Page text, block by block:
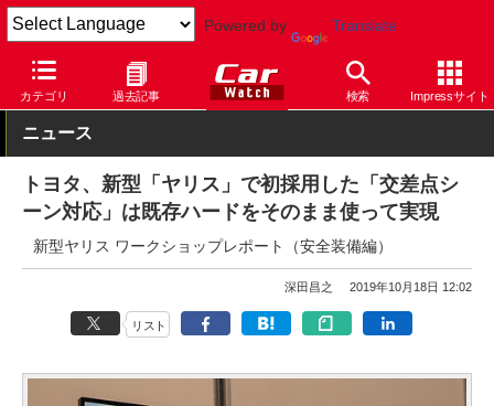
Powered by Translate
カテゴリ 過去記事 検索 Impressサイト
Car Watch 自動車 トヨタ ヤリス
ニュース
トヨタ、新型「ヤリス」で初採用した「交差点シ
ーン対応」は既存ハードをそのまま使って実現
新型ヤリス ワークショップレポート（安全装備編）
深田昌之 2019年10月18日 12:02
リスト